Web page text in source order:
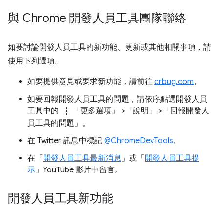
與 Chrome 開發人員工具團隊聯絡
如要討論開發人員工具的新功能、更新或其他相關事項，請
使用下列選項。
如要提供意見或要求新功能，請前往 crbug.com。
如要回報開發人員工具的問題，請依序點選開發人員
工具中的
more_vert 「更多選項」 >「說明」
>「回報開發人
員工具的問題」 。
在 Twitter 訊息中標記 @ChromeDevTools。
在「開發人員工具最新消息 」或「開發人員工具提
示 」YouTube 影片中留言。
開發人員工具新功能